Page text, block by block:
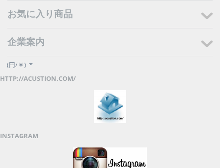
お気に入り商品
企業案内
(円/￥)
HTTP://ACUSTION.COM/
INSTAGRAM